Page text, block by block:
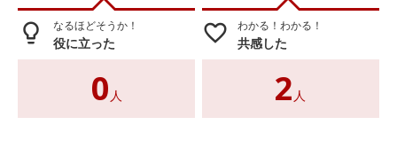
lightbulb_outline なるほどそうか！
役に立った
0 人
favorite_border わかる！わかる！
共感した
2 人